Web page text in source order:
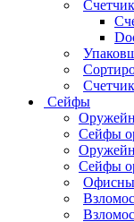
Сейфы
Сейфы
Сейфы